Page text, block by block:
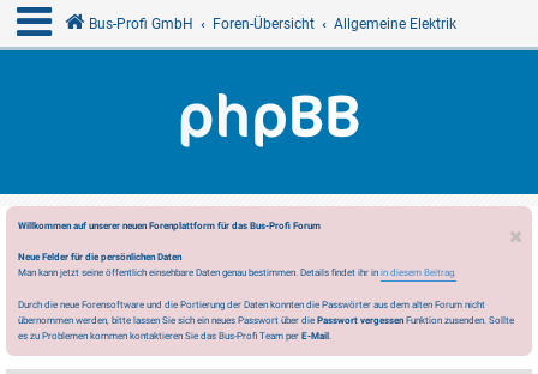
Bus-Profi GmbH Foren-Übersicht Allgemeine Elektrik
Willkommen auf unserer neuen Forenplattform für das Bus-Profi Forum
Neue Felder für die persönlichen Daten
Man kann jetzt seine öffentlich einsehbare Daten genau bestimmen. Details findet ihr in in diesem Beitrag.
Durch die neue Forensoftware und die Portierung der Daten konnten die Passwörter aus dem alten Forum nicht
übernommen werden, bitte lassen Sie sich ein neues Passwort über die Passwort vergessen Funktion zusenden. Sollte
es zu Problemen kommen kontaktieren Sie das Bus-Profi Team per E-Mail.